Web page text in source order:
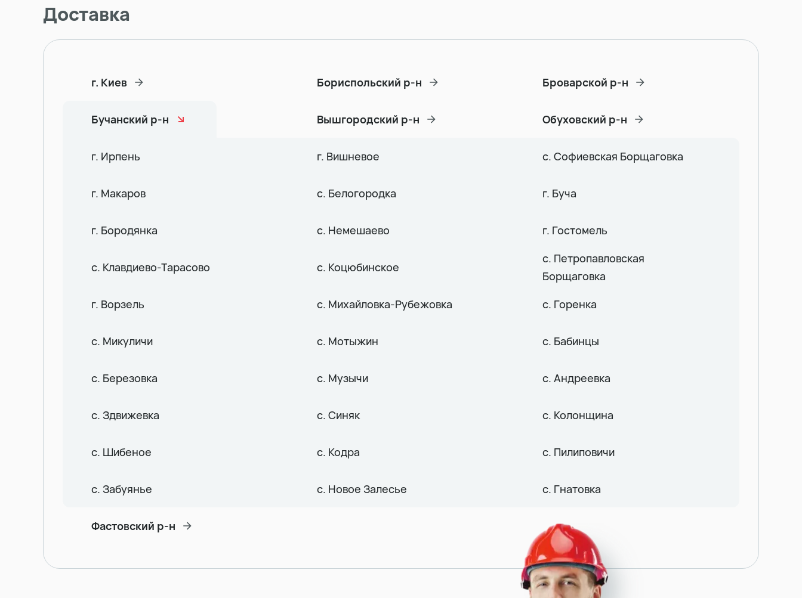
Доставка
г. Киев Бориспольский р-н Броварской р-н
Бучанский р-н Вышгородский р-н Обуховский р-н
г. Ирпень г. Вишневое с. Софиевская Борщаговка
г. Макаров с. Белогородка г. Буча
г. Бородянка с. Немешаево г. Гостомель
с. Клавдиево-Тарасово с. Коцюбинское
с. Петропавловская
Борщаговка
г. Ворзель
с. Михайловка-Рубежовка с. Горенка
с. Микуличи с. Мотыжин с. Бабинцы
с. Березовка с. Музычи с. Андреевка
с. Здвижевка с. Синяк с. Колонщина
с. Шибеное с. Кодра с. Пилиповичи
с. Забуянье с. Новое Залесье с. Гнатовка
Фастовский р-н